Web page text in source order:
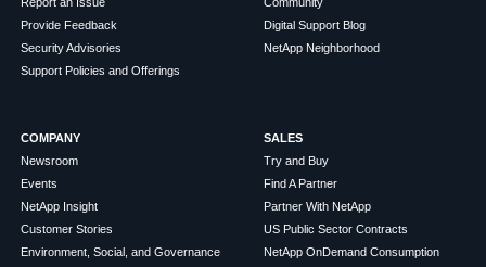
Provide Feedback
Security Advisories
Support Policies and Offerings
Digital Support Blog
NetApp Neighborhood
COMPANY
Newsroom
Events
NetApp Insight
Customer Stories
Environment, Social, and Governance
SALES
Try and Buy
Find A Partner
Partner With NetApp
US Public Sector Contracts
NetApp OnDemand Consumption